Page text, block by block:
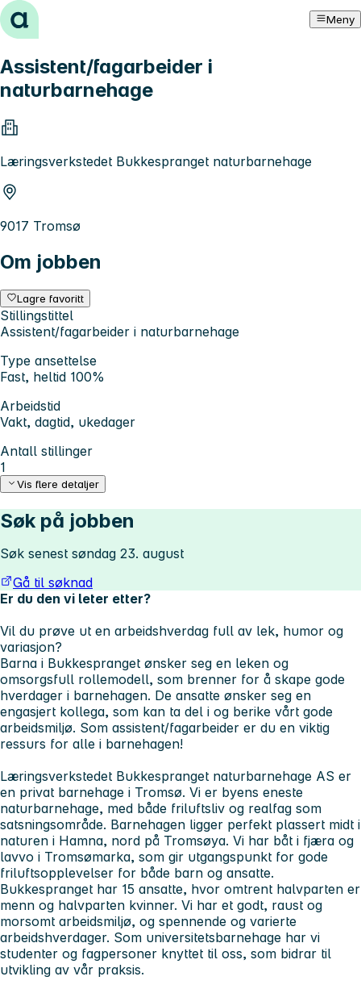
Hopp til innhold Meny
Assistent/fagarbeider i
naturbarnehage
Læringsverkstedet Bukkespranget naturbarnehage
9017 Tromsø
Om jobben
Lagre favoritt
Stillingstittel
Assistent/fagarbeider i naturbarnehage
Type ansettelse
Fast, heltid 100%
Arbeidstid
Vakt, dagtid, ukedager
Antall stillinger
1
Vis flere detaljer
Søk på jobben
Søk senest søndag 23. august
Gå til søknad
Er du den vi leter etter?
Vil du prøve ut en arbeidshverdag full av lek, humor og
variasjon?
Barna i Bukkespranget ønsker seg en leken og
omsorgsfull rollemodell, som brenner for å skape gode
hverdager i barnehagen. De ansatte ønsker seg en
engasjert kollega, som kan ta del i og berike vårt gode
arbeidsmiljø. Som assistent/fagarbeider er du en viktig
ressurs for alle i barnehagen!
Læringsverkstedet Bukkespranget naturbarnehage AS er
en privat barnehage i Tromsø. Vi er byens eneste
naturbarnehage, med både friluftsliv og realfag som
satsningsområde. Barnehagen ligger perfekt plassert midt i
naturen i Hamna, nord på Tromsøya. Vi har båt i fjæra og
lavvo i Tromsømarka, som gir utgangspunkt for gode
friluftsopplevelser for både barn og ansatte.
Bukkespranget har 15 ansatte, hvor omtrent halvparten er
menn og halvparten kvinner. Vi har et godt, raust og
morsomt arbeidsmiljø, og spennende og varierte
arbeidshverdager. Som universitetsbarnehage har vi
studenter og fagpersoner knyttet til oss, som bidrar til
utvikling av vår praksis.